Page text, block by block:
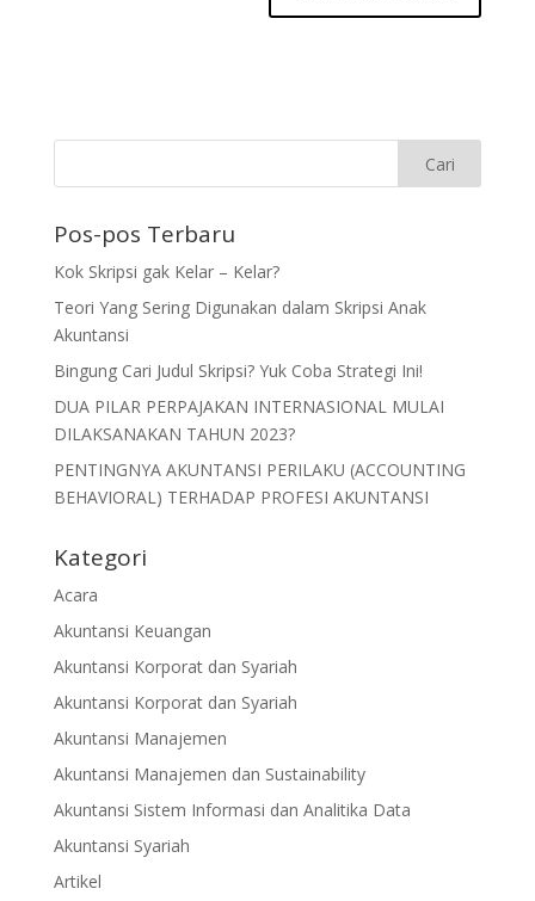
Pos-pos Terbaru
Kok Skripsi gak Kelar – Kelar?
Teori Yang Sering Digunakan dalam Skripsi Anak
Akuntansi
Bingung Cari Judul Skripsi? Yuk Coba Strategi Ini!
DUA PILAR PERPAJAKAN INTERNASIONAL MULAI
DILAKSANAKAN TAHUN 2023?
PENTINGNYA AKUNTANSI PERILAKU (ACCOUNTING
BEHAVIORAL) TERHADAP PROFESI AKUNTANSI
Kategori
Acara
Akuntansi Keuangan
Akuntansi Korporat dan Syariah
Akuntansi Korporat dan Syariah
Akuntansi Manajemen
Akuntansi Manajemen dan Sustainability
Akuntansi Sistem Informasi dan Analitika Data
Akuntansi Syariah
Artikel